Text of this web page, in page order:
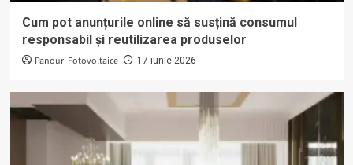
Cum pot anunțurile online să susțină consumul
responsabil și reutilizarea produselor
Panouri Fotovoltaice 17 iunie 2026